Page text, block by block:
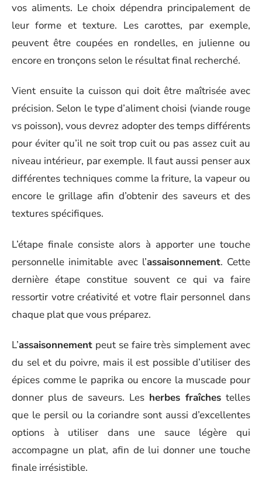
vos aliments. Le choix dépendra principalement de
leur forme et texture. Les carottes, par exemple,
peuvent être coupées en rondelles, en julienne ou
encore en tronçons selon le résultat final recherché.
Vient ensuite la cuisson qui doit être maîtrisée avec
précision. Selon le type d’aliment choisi (viande rouge
vs poisson), vous devrez adopter des temps différents
pour éviter qu’il ne soit trop cuit ou pas assez cuit au
niveau intérieur, par exemple. Il faut aussi penser aux
différentes techniques comme la friture, la vapeur ou
encore le grillage afin d’obtenir des saveurs et des
textures spécifiques.
L’étape finale consiste alors à apporter une touche
personnelle inimitable avec l’assaisonnement. Cette
dernière étape constitue souvent ce qui va faire
ressortir votre créativité et votre flair personnel dans
chaque plat que vous préparez.
L’assaisonnement peut se faire très simplement avec
du sel et du poivre, mais il est possible d’utiliser des
épices comme le paprika ou encore la muscade pour
donner plus de saveurs. Les herbes fraîches telles
que le persil ou la coriandre sont aussi d’excellentes
options à utiliser dans une sauce légère qui
accompagne un plat, afin de lui donner une touche
finale irrésistible.